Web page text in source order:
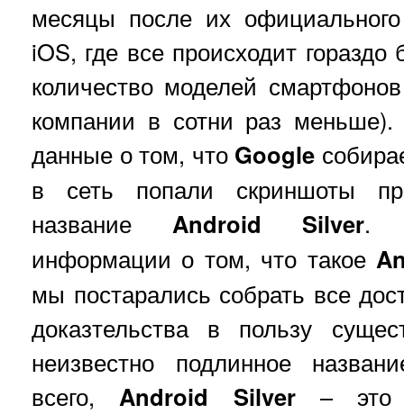
месяцы после их
iOS, где все происходит
количество моделей
компании в сотни раз
данные о том, что Google
в сеть попали скриншоты
название Android Silver.
информации о том, что такое
мы постарались собрать все
доказтельства в пользу
неизвестно подлинное
всего, Android Silver– это